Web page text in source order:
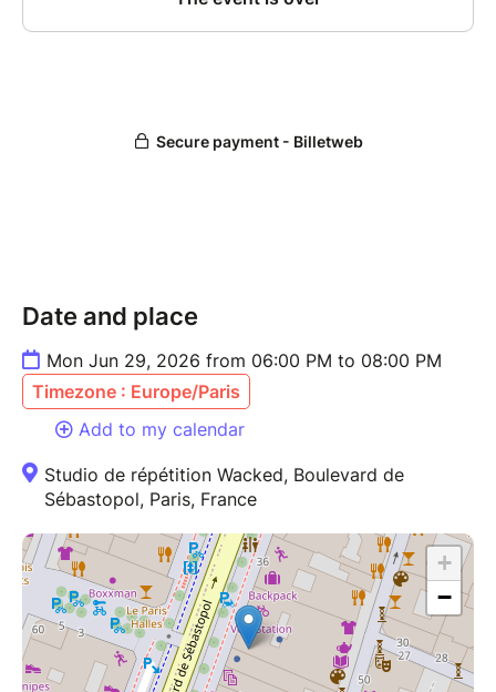
Date and place
Mon Jun 29, 2026 from 06:00 PM to 08:00 PM
Timezone : Europe/Paris
Add to my calendar
Studio de répétition Wacked, Boulevard de
Sébastopol, Paris, France
+
−